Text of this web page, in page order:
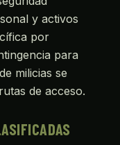
y activos
por
para
milicias se
de acceso.